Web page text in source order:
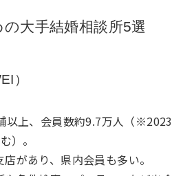
大手結婚相談所5選
）
以上、会員数約9.7万人（※2023
）。
店があり、県内会員も多い。